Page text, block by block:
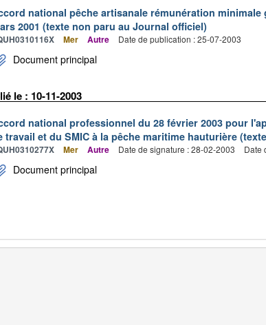
national pêche artisanale rémunération minimale
2001 (texte non paru au Journal officiel)
Mer Autre Date de publication : 25-07-2003
Document principal
le : 10-11-2003
national professionnel du 28 février 2003 pour
travail et du SMIC à la pêche maritime hauturière
Mer Autre Date de signature : 28-02-2003 Date
Document principal